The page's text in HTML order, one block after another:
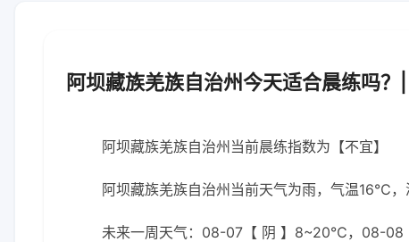
阿坝藏族羌族自治州今天适合晨练吗
阿坝藏族羌族自治州当前晨练指数为【不宜】
阿坝藏族羌族自治州当前天气为雨，气温16℃，
未来一周天气：08-07【 阴 】8~20℃，08-